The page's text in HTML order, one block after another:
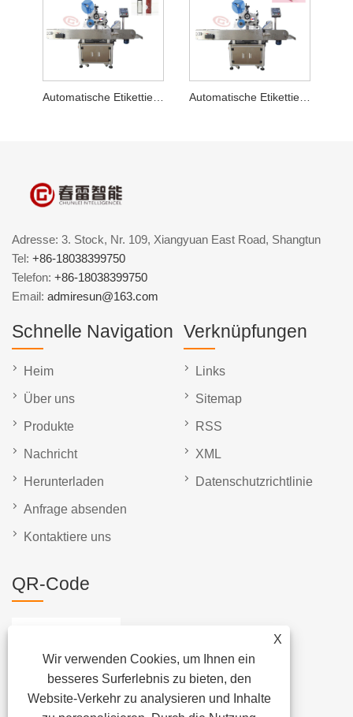
Automatische Etikettiermaschine für Lippenglasur
X
Wir verwenden Cookies, um Ihnen ein
besseres Surferlebnis zu bieten, den
Website-Verkehr zu analysieren und Inhalte
Adresse: 3. Stock, Nr. 109, Xiangyuan East Road, Shangtun
Tel: +86-18038399750
Telefon: +86-18038399750
Email: admiresun@163.com
Schnelle Navigation
Heim
Über uns
Produkte
Nachricht
Herunterladen
Anfrage absenden
Kontaktiere uns
Verknüpfungen
Links
Sitemap
RSS
XML
Datenschutzrichtlinie
QR-Code